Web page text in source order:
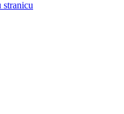
stranicu